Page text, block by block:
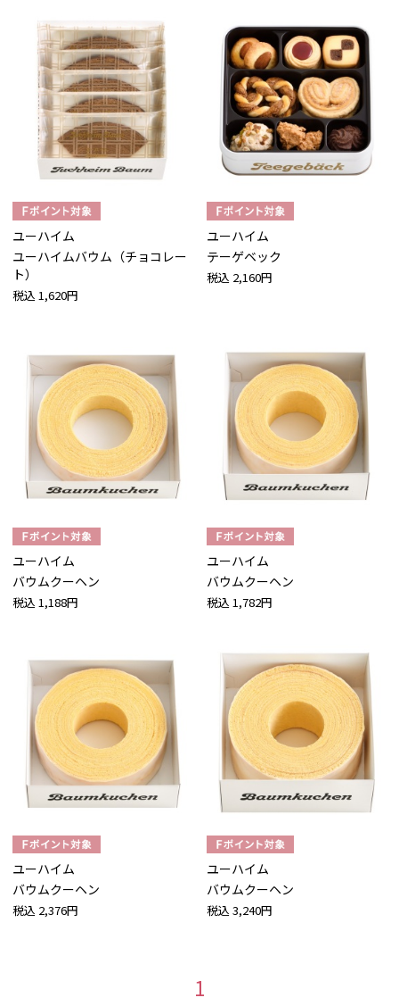
ユーハイム
ユーハイムバウム（チョコレー
ト）
税込 1,620円
ユーハイム
テーゲベック
税込 2,160円
ユーハイム
バウムクーヘン
税込 1,188円
ユーハイム
バウムクーヘン
税込 1,782円
ユーハイム
バウムクーヘン
税込 2,376円
ユーハイム
バウムクーヘン
税込 3,240円
1